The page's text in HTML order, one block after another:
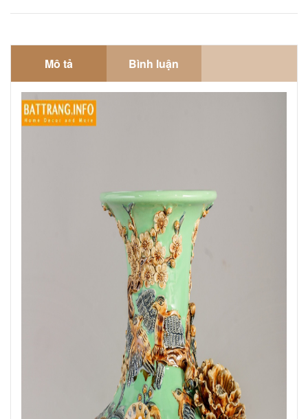
Mô tả Bình luận